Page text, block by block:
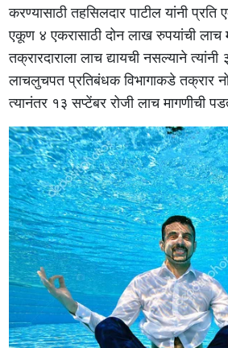
करण्यासाठी तहसिलदार पाटील यांनी
एकूण ४ एकरासाठी दोन लाख रुपयांची लाच
तक्रारदाराला लाच द्यायची नसल्याने
लाचलुचपत प्रतिबंधक विभागाकडे तक्रार
त्यानंतर १३ सप्टेंबर रोजी लाच मागणीची